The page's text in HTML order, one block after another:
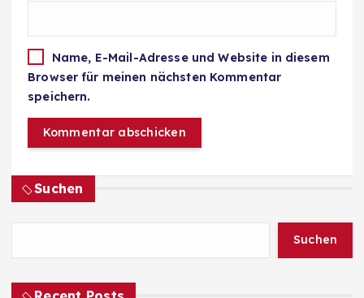
Name, E-Mail-Adresse und Website in diesem
Browser für meinen nächsten Kommentar
speichern.
Suchen
Suchen